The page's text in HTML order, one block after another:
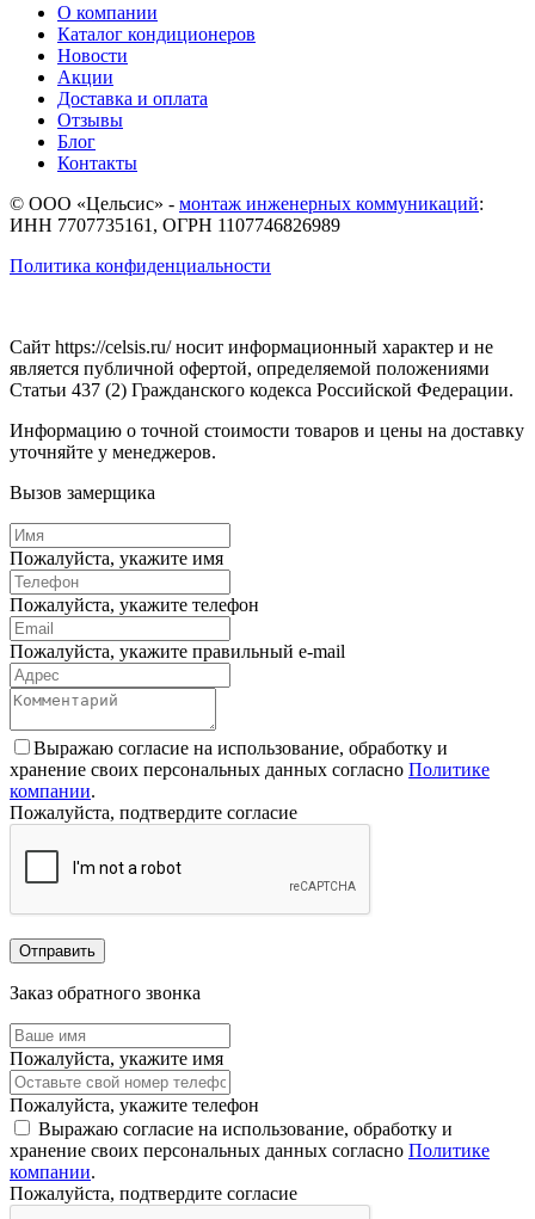
О компании
Каталог кондиционеров
Новости
Акции
Доставка и оплата
Отзывы
Блог
Контакты
© ООО «Цельсис» - монтаж инженерных коммуникаций:
ИНН 7707735161, ОГРН 1107746826989
Политика конфиденциальности
Сайт https://celsis.ru/ носит информационный характер и не
является публичной офертой, определяемой положениями
Статьи 437 (2) Гражданского кодекса Российской Федерации.
Информацию о точной стоимости товаров и цены на доставку
уточняйте у менеджеров.
Вызов замерщика
Пожалуйста, укажите имя
Пожалуйста, укажите телефон
Пожалуйста, укажите правильный e-mail
Выражаю согласие на использование, обработку и
хранение своих персональных данных согласно Политике
компании.
Пожалуйста, подтвердите согласие
Отправить
Заказ обратного звонка
Пожалуйста, укажите имя
Пожалуйста, укажите телефон
Выражаю согласие на использование, обработку и
хранение своих персональных данных согласно Политике
компании.
Пожалуйста, подтвердите согласие